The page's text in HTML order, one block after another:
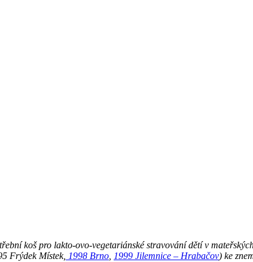
koš pro lakto-ovo-vegetariánské stravování dětí v
Frýdek Místek, 1998 Brno 1999 Jilemnice – Hrabačov) ke